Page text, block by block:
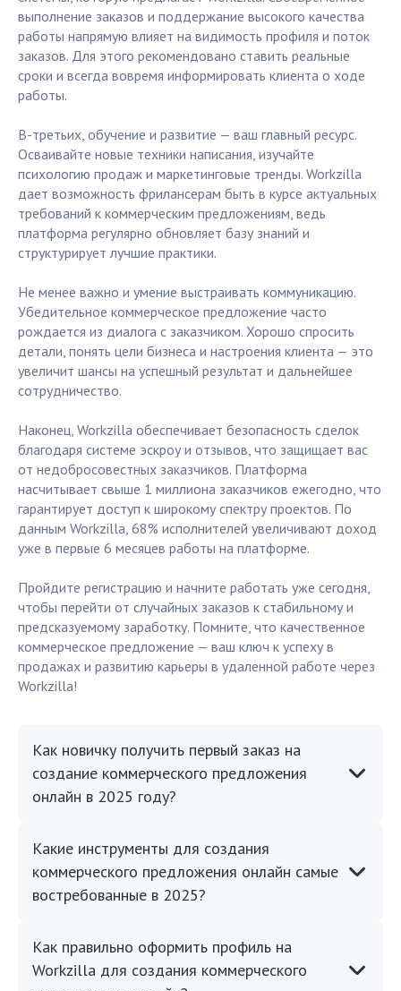
выполнение заказов и поддержание высокого качества
работы напрямую влияет на видимость профиля и поток
заказов. Для этого рекомендовано ставить реальные
сроки и всегда вовремя информировать клиента о ходе
работы.
В-третьих, обучение и развитие — ваш главный ресурс.
Осваивайте новые техники написания, изучайте
психологию продаж и маркетинговые тренды. Workzilla
дает возможность фрилансерам быть в курсе актуальных
требований к коммерческим предложениям, ведь
платформа регулярно обновляет базу знаний и
структурирует лучшие практики.
Не менее важно и умение выстраивать коммуникацию.
Убедительное коммерческое предложение часто
рождается из диалога с заказчиком. Хорошо спросить
детали, понять цели бизнеса и настроения клиента — это
увеличит шансы на успешный результат и дальнейшее
сотрудничество.
Наконец, Workzilla обеспечивает безопасность сделок
благодаря системе эскроу и отзывов, что защищает вас
от недобросовестных заказчиков. Платформа
насчитывает свыше 1 миллиона заказчиков ежегодно, что
гарантирует доступ к широкому спектру проектов. По
данным Workzilla, 68% исполнителей увеличивают доход
уже в первые 6 месяцев работы на платформе.
Пройдите регистрацию и начните работать уже сегодня,
чтобы перейти от случайных заказов к стабильному и
предсказуемому заработку. Помните, что качественное
коммерческое предложение — ваш ключ к успеху в
продажах и развитию карьеры в удаленной работе через
Workzilla!
Как новичку получить первый заказ на
создание коммерческого предложения
онлайн в 2025 году?
Какие инструменты для создания
коммерческого предложения онлайн самые
востребованные в 2025?
Как правильно оформить профиль на
Workzilla для создания коммерческого